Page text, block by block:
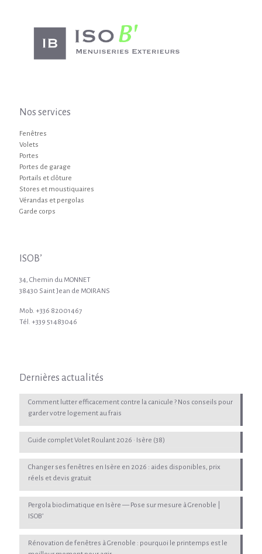
Nos services
Fenêtres
Volets
Portes
Portes de garage
Portails et clôture
Stores et moustiquaires
Vérandas et pergolas
Garde corps
ISOB’
34, Chemin du MONNET
38430 Saint Jean de MOIRANS
Mob. +336 82001467
Tél. +339 51483046
Dernières actualités
Comment lutter efficacement contre la canicule ? Nos conseils pour
garder votre logement au frais
Guide complet Volet Roulant 2026 · Isère (38)
Changer ses fenêtres en Isère en 2026 : aides disponibles, prix
réels et devis gratuit
Pergola bioclimatique en Isère — Pose sur mesure à Grenoble |
ISOB’
Rénovation de fenêtres à Grenoble : pourquoi le printemps est le